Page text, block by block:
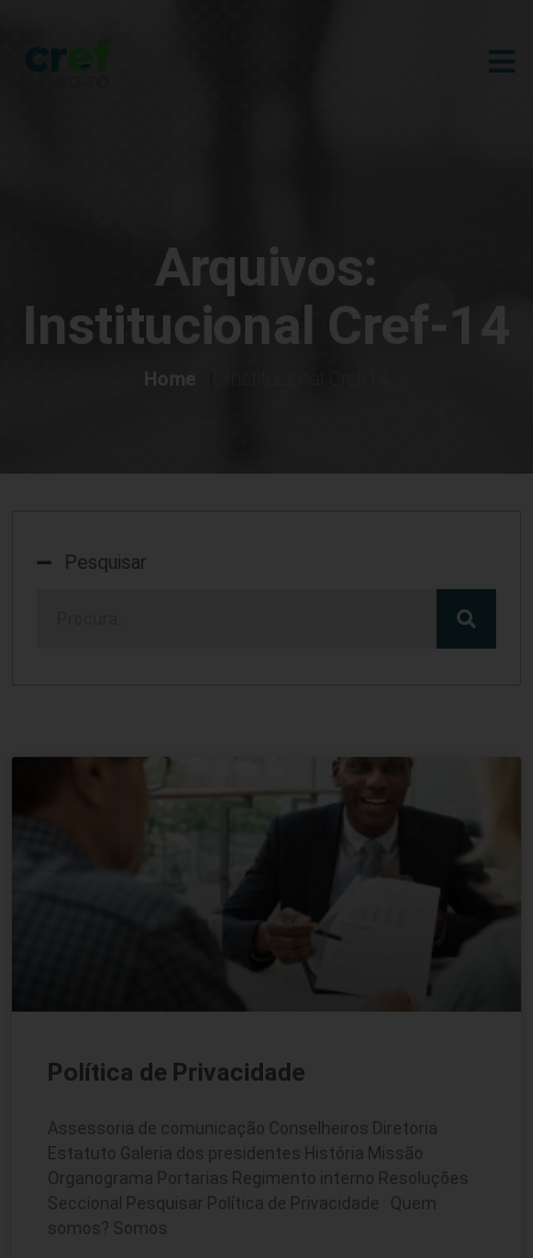
Arquivos:
Institucional Cref-14
Home
Pesquisar
Política de Privacidade
Assessoria de comunicação Conselheiros Diretoria
Estatuto Galeria dos presidentes História Missão
Organograma Portarias Regimento interno Resoluções
Seccional Pesquisar Política de Privacidade Quem
somos? Somos